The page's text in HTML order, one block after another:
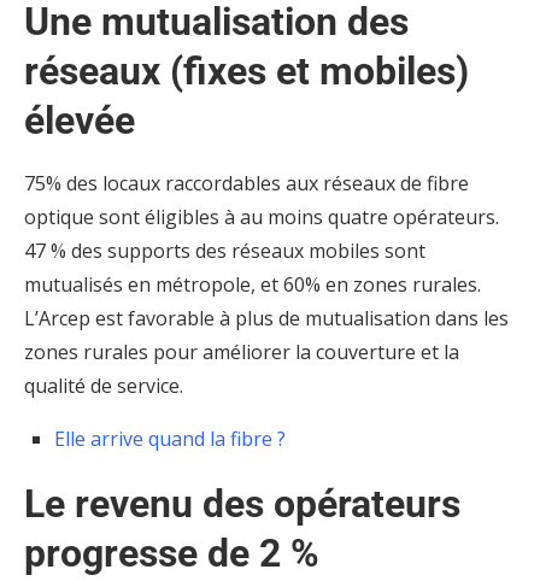
Une mutualisation des
réseaux (fixes et mobiles)
élevée
75% des locaux raccordables aux réseaux de fibre
optique sont éligibles à au moins quatre opérateurs.
47 % des supports des réseaux mobiles sont
mutualisés en métropole, et 60% en zones rurales.
L’Arcep est favorable à plus de mutualisation dans les
zones rurales pour améliorer la couverture et la
qualité de service.
Elle arrive quand la fibre ?
Le revenu des opérateurs
progresse de 2 %